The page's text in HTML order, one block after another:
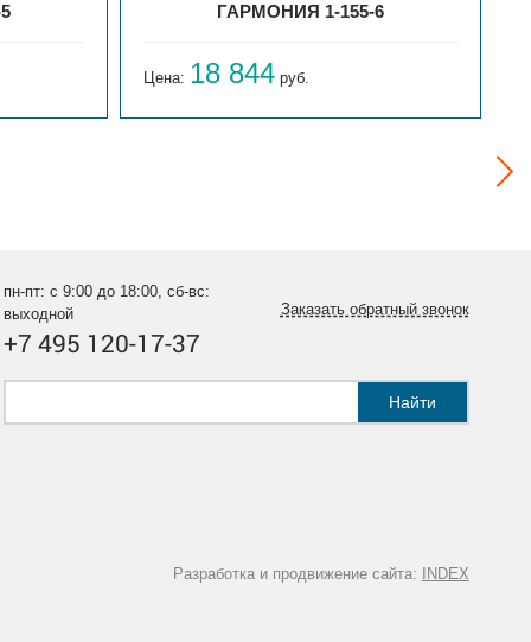
ГАРМОНИЯ 1-155-6
Цена: 18 844 руб.
пн-пт: с 9:00 до 18:00, сб-вс:
выходной
+7 495 120-17-37
Заказать обратный звонок
Найти
Разработка и продвижение сайта: INDEX